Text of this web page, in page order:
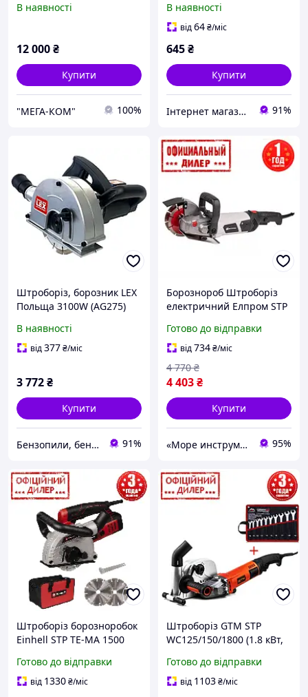
В наявності
12 000₴
Купити
"МЕГА-КОМ" 100%
В наявності
від64₴/міс
645₴
Купити
Інтернет магазин "МК" 91%
Штроборіз, борозник LEX
Польща 3100W (AG275)
В наявності
від377₴/міс
3 772₴
Купити
Бензопили, бензокоси, перфоратори, дрилі, лобзики, фени промислові 91%
Борознороб Штроборіз
електричний Елпром STP
Готово до відправки
від734₴/міс
4 403₴
4 770 ₴
Купити
«Море инструментов» 95%
Штроборіз борозноробок
Einhell STP TE-MA 1500
мм)
Готово до відправки
від 1330₴/міс
Штроборіз GTM STP
WC125/150/1800 (1.8 кВт,
Бориздороб
Готово до відправки
від 1103₴/міс